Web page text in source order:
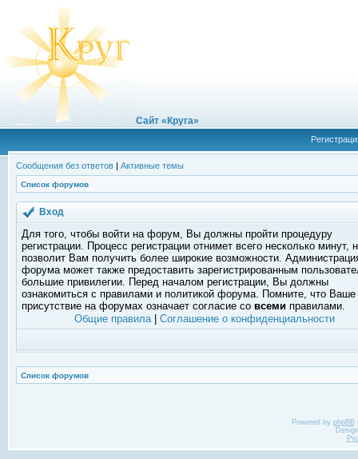
Сайт «Круга»
Сообщения без ответов | Активные темы
Список форумов
Вход
Для того, чтобы войти на форум, Вы должны пройти процедуру
регистрации. Процесс регистрации отнимет всего несколько минут,
позволит Вам получить более широкие возможности.
форума может также предоставить зарегистрированным
большие привилегии. Перед началом регистрации, Вы должны
ознакомиться с правилами и политикой форума. Помните, что Ваше
присутствие на форумах означает согласие со всеми правилами.
Общие правила| Соглашение о конфиденциальности
Список форумов
Powered by phpBB